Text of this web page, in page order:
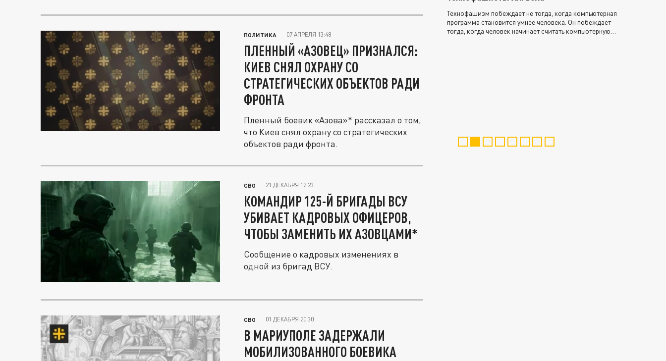
ПОЛИТИКА 07 АПРЕЛЯ 13:48
ПЛЕННЫЙ «АЗОВЕЦ» ПРИЗНАЛСЯ:
КИЕВ СНЯЛ ОХРАНУ СО
СТРАТЕГИЧЕСКИХ ОБЪЕКТОВ РАДИ
ФРОНТА
Пленный боевик «Азова»* рассказал о том,
что Киев снял охрану со стратегических
объектов ради фронта.
СВО 21 ДЕКАБРЯ 12:23
КОМАНДИР 125-Й БРИГАДЫ ВСУ
УБИВАЕТ КАДРОВЫХ ОФИЦЕРОВ,
ЧТОБЫ ЗАМЕНИТЬ ИХ АЗОВЦАМИ*
Сообщение о кадровых изменениях в
одной из бригад ВСУ.
СВО 01 ДЕКАБРЯ 20:30
В МАРИУПОЛЕ ЗАДЕРЖАЛИ
МОБИЛИЗОВАННОГО БОЕВИКА
Технофашизм побеждает не тогда, когда компьютерная
программа становится умнее человека. Он побеждает
тогда, когда человек начинает считать компьютерную